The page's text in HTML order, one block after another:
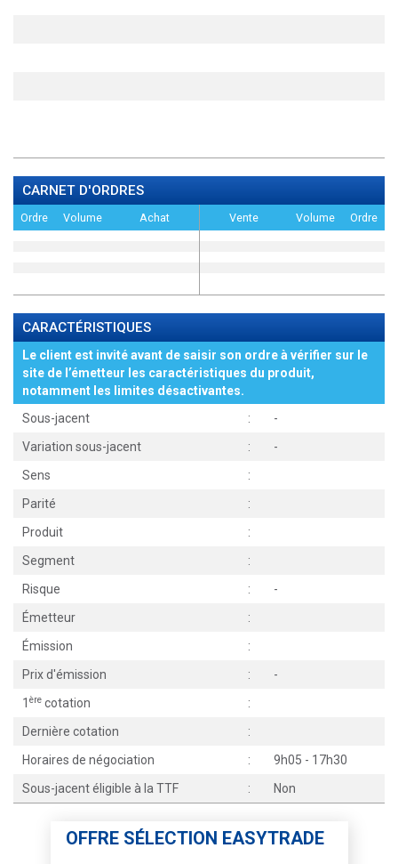
CARNET D'ORDRES
Ordre Volume Achat Vente Volume Ordre
CARACTÉRISTIQUES
Le client est invité avant de saisir son ordre à vérifier sur le
site de l’émetteur les caractéristiques du produit,
notamment les limites désactivantes.
Sous-jacent
:
-
Variation sous-jacent
:
-
Sens
:
Parité
:
Produit
:
Segment
:
Risque
:
-
Émetteur
:
Émission
:
Prix d'émission
:
-
1 ère cotation
:
Dernière cotation
:
Horaires de négociation
:
9h05 - 17h30
Sous-jacent éligible à la TTF
: Non
OFFRE SÉLECTION EASYTRADE